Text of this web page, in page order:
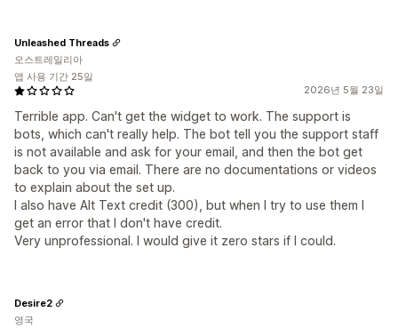
2026년 5월 23일
Terrible app. Can't get the widget to work. The support is
bots, which can't really help. The bot tell you the support staff
is not available and ask for your email, and then the bot get
back to you via email. There are no documentations or videos
to explain about the set up.
I also have Alt Text credit (300), but when I try to use them I
get an error that I don't have credit.
Very unprofessional. I would give it zero stars if I could.
Unleashed Threads
오스트레일리아
앱 사용 기간 25일
Desire2
영국